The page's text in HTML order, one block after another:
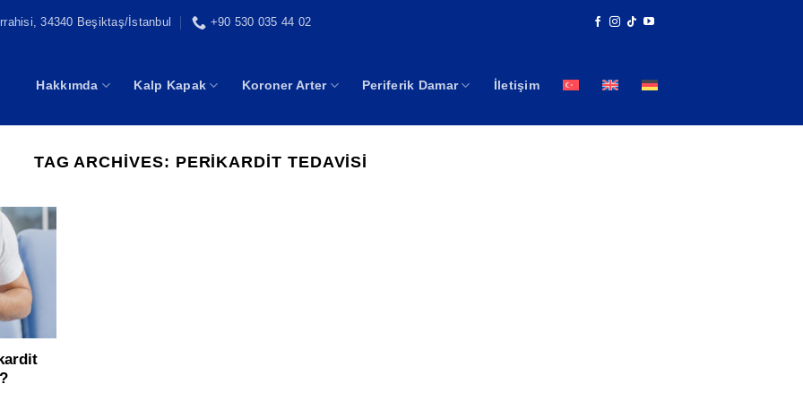
34340 Beşiktaş/İstanbul +90 530 035 44 02
Hakkımda Kalp Kapak Koroner Arter Periferik Damar İletişim
TAG ARCHIVES: PERIKARDIT TEDAVISI